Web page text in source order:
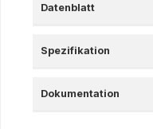
Datenblatt
Spezifikation
Dokumentation